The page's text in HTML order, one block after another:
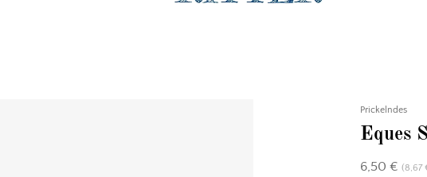
Prickelndes
Eques
6,50 € (8,67